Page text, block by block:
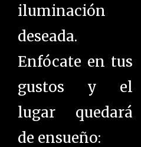
iluminación
deseada.
Enfócate en tus
gustos y el
lugar quedará
de ensueño: